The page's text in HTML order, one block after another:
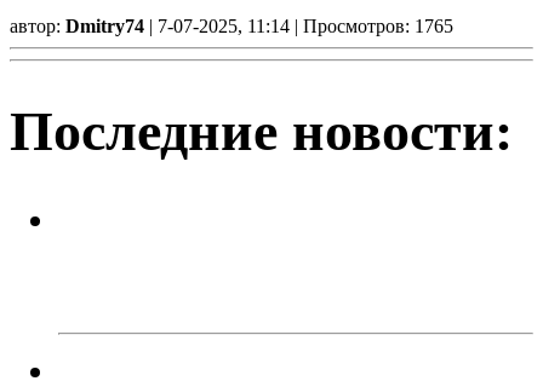
автор: Dmitry74 | 7-07-2025, 11:14 | Просмотров: 1765
Последние новости: